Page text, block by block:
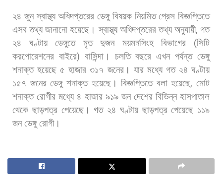
২৪ জুন স্বাস্থ্য অধিদপ্তরের ডেঙ্গু বিষয়ক নিয়মিত প্রেস বিজ্ঞপ্তিতে
এসব তথ্য জানানো হয়েছে। স্বাস্থ্য অধিদপ্তরের তথ্য অনুযায়ী, গত
২৪
ঘণ্টায় ডেঙ্গুতে মৃত দুজন ময়মনসিংহ বিভাগের (সিটি
করপোরেশনের বাইরে) বাসিন্দা। চলতি বছরে এখন পর্যন্ত ডেঙ্গু
শনাক্ত হয়েছে ৫ হাজার ৩১৭ জনের। যার মধ্যে গত ২৪ ঘণ্টায়
১৫৭ জনের ডেঙ্গু শনাক্ত হয়েছে। বিজ্ঞপ্তিতে বলা হয়েছে, মোট
শনাক্ত রোগীর মধ্যে ৪ হাজার ৯১৯ জন দেশের বিভিন্ন হাসপাতাল
থেকে ছাড়পত্র পেয়েছে। গত ২৪ ঘণ্টায় ছাড়পত্র পেয়েছে ১১৯
জন ডেঙ্গু রোগী।